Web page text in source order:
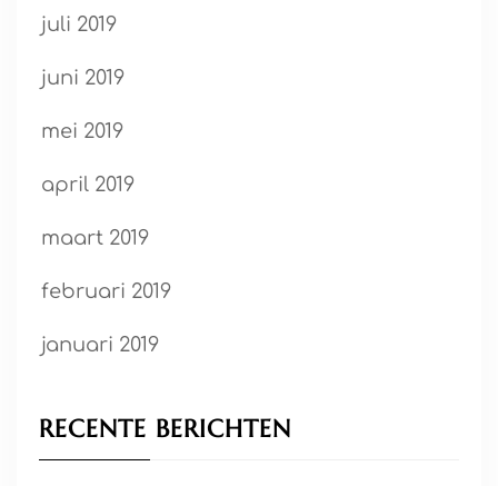
juli 2019
juni 2019
mei 2019
april 2019
maart 2019
februari 2019
januari 2019
RECENTE BERICHTEN